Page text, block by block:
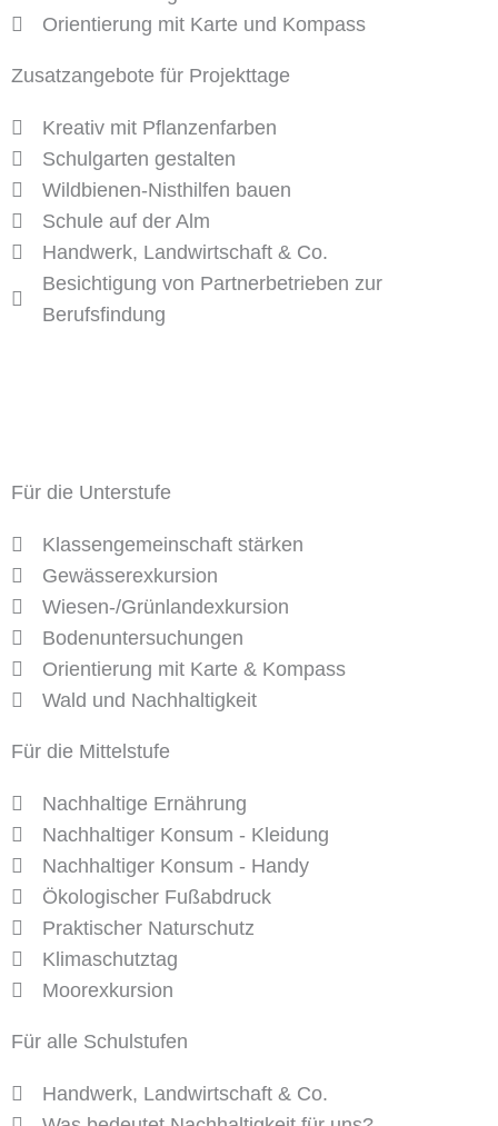
Orientierung mit Karte und Kompass
Zusatzangebote für Projekttage
Kreativ mit Pflanzenfarben
Schulgarten gestalten
Wildbienen-Nisthilfen bauen
Schule auf der Alm
Handwerk, Landwirtschaft & Co.
Besichtigung von Partnerbetrieben zur
Berufsfindung
Für die Unterstufe
Klassengemeinschaft stärken
Gewässerexkursion
Wiesen-/Grünlandexkursion
Bodenuntersuchungen
Orientierung mit Karte & Kompass
Wald und Nachhaltigkeit
Für die Mittelstufe
Nachhaltige Ernährung
Nachhaltiger Konsum - Kleidung
Nachhaltiger Konsum - Handy
Ökologischer Fußabdruck
Praktischer Naturschutz
Klimaschutztag
Moorexkursion
Für alle Schulstufen
Handwerk, Landwirtschaft & Co.